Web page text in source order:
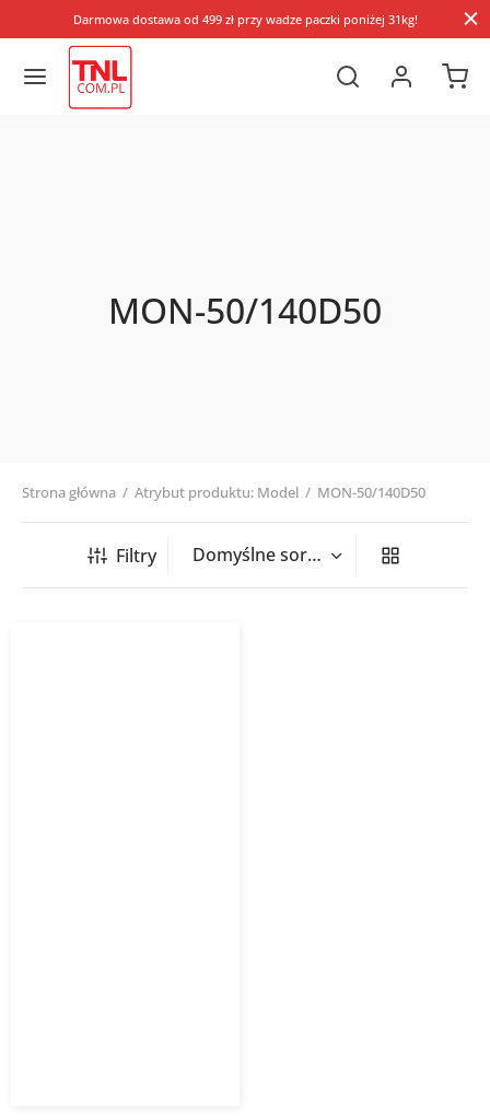
Darmowa dostawa od 499 zł przy wadze paczki poniżej 31kg!
MON-50/140D50
Strona główna / Atrybut produktu: Model / MON-50/140D50
Filtry